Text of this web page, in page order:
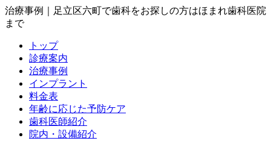
治療事例｜足立区六町で歯科をお探しの方はほまれ歯科医院
まで
トップ
診療案内
治療事例
インプラント
料金表
年齢に応じた予防ケア
歯科医師紹介
院内・設備紹介